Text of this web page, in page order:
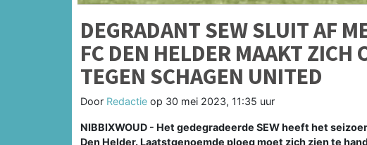
DEGRADANT SEW SLUIT AF
FC DEN HELDER MAAKT ZICH
TEGEN SCHAGEN UNITED
Door Redactie op 30 mei 2023, 11:35 uur
NIBBIXWOUD - Het gedegradeerde SEW heeft het
Den Helder. Laatstgenoemde ploeg moet zich zien te